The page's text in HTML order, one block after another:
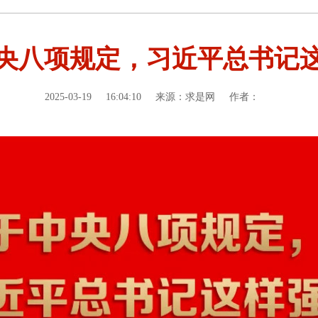
八项规定，习近平总书记
2025-03-19 16:04:10 来源：求是网 作者：